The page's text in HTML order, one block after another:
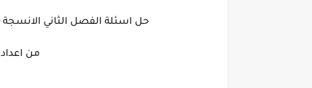
حل اسئلة الفصل الثاني الانسجة مادة
من